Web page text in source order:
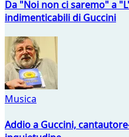
Da "Noi non ci saremo" a
indimenticabili di Guccini
Musica
Addio a Guccini,